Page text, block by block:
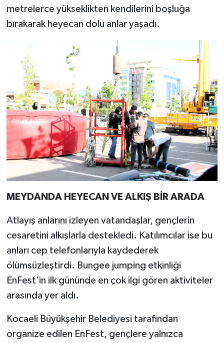
metrelerce yükseklikten kendilerini boşluğa
bırakarak heyecan dolu anlar yaşadı.
MEYDANDA HEYECAN VE ALKIŞ BİR ARADA
Atlayış anlarını izleyen vatandaşlar, gençlerin
cesaretini alkışlarla destekledi. Katılımcılar ise bu
anları cep telefonlarıyla kaydederek
ölümsüzleştirdi. Bungee jumping etkinliği
EnFest'in ilk gününde en çok ilgi gören aktiviteler
arasında yer aldı.
Kocaeli Büyükşehir Belediyesi tarafından
organize edilen EnFest, gençlere yalnızca